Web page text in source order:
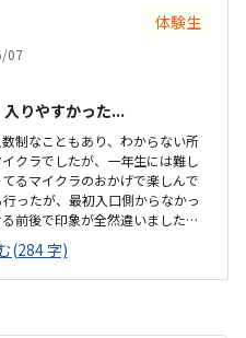
ではないかと思います。体験生
07
りやすかった...
制なこともあり、わからない所
クラでしたが、一年生には難し
るマイクラのおかげで楽しんで
ったが、最初入口側からなかっ
前後で印象が全然違いました。
教室内は土足でしたが、全体的
るですが、やっぱり月2回にして
みどころです。マイクラで遊ん
(284 字)